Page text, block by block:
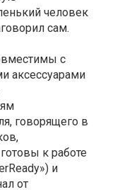
человек
сам.
с
аксессуарами
говорящего в
к работе
и
от